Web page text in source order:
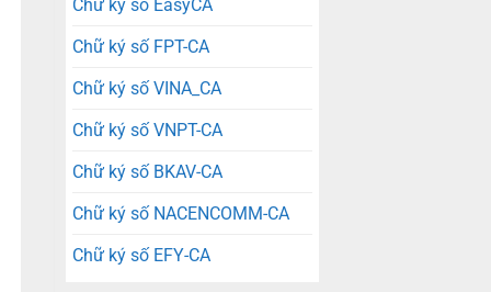
Chữ ký số EasyCA
Chữ ký số FPT-CA
Chữ ký số VINA_CA
Chữ ký số VNPT-CA
Chữ ký số BKAV-CA
Chữ ký số NACENCOMM-CA
Chữ ký số EFY-CA